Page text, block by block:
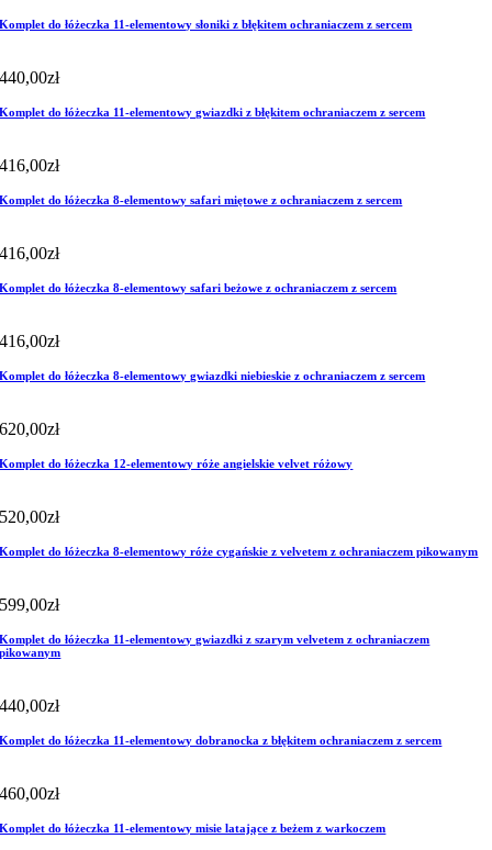
Komplet do łóżeczka 11-elementowy słoniki z błękitem ochraniaczem z sercem
440,00zł
Komplet do łóżeczka 11-elementowy gwiazdki z błękitem ochraniaczem z sercem
416,00zł
Komplet do łóżeczka 8-elementowy safari miętowe z ochraniaczem z sercem
416,00zł
Komplet do łóżeczka 8-elementowy safari beżowe z ochraniaczem z sercem
416,00zł
Komplet do łóżeczka 8-elementowy gwiazdki niebieskie z ochraniaczem z sercem
620,00zł
Komplet do łóżeczka 12-elementowy róże angielskie velvet różowy
520,00zł
Komplet do łóżeczka 8-elementowy róże cygańskie z velvetem z ochraniaczem pikowanym
599,00zł
Komplet do łóżeczka 11-elementowy gwiazdki z szarym velvetem z ochraniaczem
pikowanym
440,00zł
Komplet do łóżeczka 11-elementowy dobranocka z błękitem ochraniaczem z sercem
460,00zł
Komplet do łóżeczka 11-elementowy misie latające z beżem z warkoczem